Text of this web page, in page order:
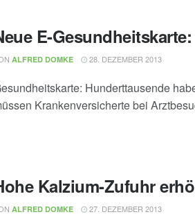
E-
ALFRED DOMKE 28. DEZEMBER 2013
Hunderttausende
Krankenversicherte bei
Kalzium-Zufuhr
ALFRED DOMKE 27. DEZEMBER 2013